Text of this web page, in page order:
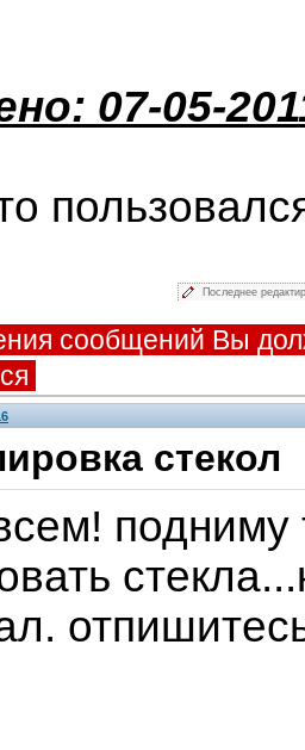
07-05-
Последнее
сообщений Вы
стекол
подниму